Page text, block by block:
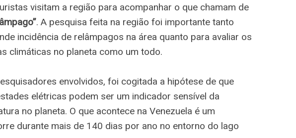
visitam a região para acompanhar o que chamam de
. A pesquisa feita na região foi importante tanto
incidência de relâmpagos na área quanto para avaliar os
climáticas no planeta como um todo.
envolvidos, foi cogitada a hipótese de que
elétricas podem ser um indicador sensível da
no planeta. O que acontece na Venezuela é um
durante mais de 140 dias por ano no entorno do lago